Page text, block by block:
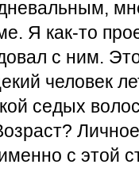
Я как-то
с ним.
человек
седых
с этой